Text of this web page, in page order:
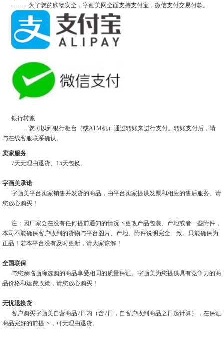
-------- 为了您的购物安全，字画美网全面支持支付宝，微信支付交易付款。
银行转账
-------- 您可以到银行柜台（或ATM机）通过转账来进行支付。转账支付后，请
与在线客服联系确认。
卖家服务
7天无理由退货、15天包换。
字画美承诺
字画美平台卖家销售并发货的商品，由平台卖家提供发票和相应的售后服务。请
您放心购买！
注：因厂家会在没有任何提前通知的情况下更改产品包装、产地或者一些附件，
本司不能确保客户收到的货物与平台图片、产地、附件说明完全一致。只能确保为
正品！若本平台没有及时更新，请大家谅解！
全国联保
与您亲临画廊选购的商品享受相同的质量保证。字画美为您提供具有竞争力的商
品价格和运费政策，请您放心购买！
无忧退换货
客户购买字画美自营商品7日内（含7日，自客户收到商品之日起计算），在保证
商品完好的前提下，可无理由退货。